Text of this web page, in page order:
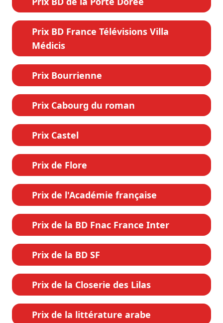
Prix BD France Télévisions Villa
Médicis
Prix Bourrienne
Prix Cabourg du roman
Prix Castel
Prix de Flore
Prix de l'Académie française
Prix de la BD Fnac France Inter
Prix de la BD SF
Prix de la Closerie des Lilas
Prix de la littérature arabe